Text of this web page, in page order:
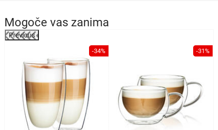
Mogoče vas zanima
Previous
-34% -31%